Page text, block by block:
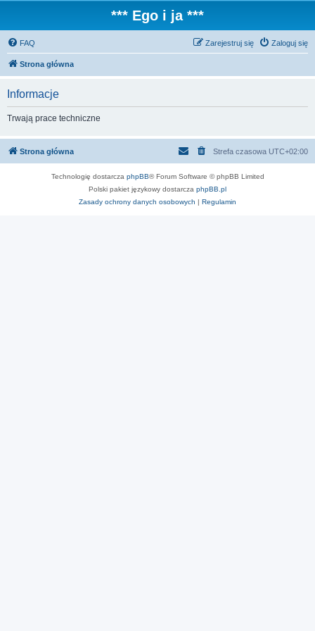
*** Ego i ja ***
FAQ Zaloguj się
Zarejestruj się
Strona główna
Informacje
Trwają prace techniczne
Strona główna Strefa czasowa UTC+02:00
Technologię dostarcza phpBB® Forum Software © phpBB Limited
Polski pakiet językowy dostarcza phpBB.pl
Zasady ochrony danych osobowych | Regulamin